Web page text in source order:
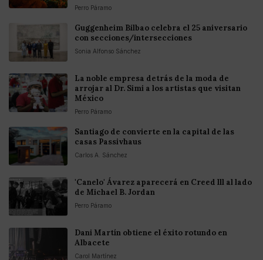
Perro Páramo
Guggenheim Bilbao celebra el 25 aniversario
con secciones/intersecciones
Sonia Alfonso Sánchez
La noble empresa detrás de la moda de
arrojar al Dr. Simi a los artistas que visitan
México
Perro Páramo
Santiago de convierte en la capital de las
casas Passivhaus
Carlos A. Sánchez
'Canelo' Ávarez aparecerá en Creed lll al lado
de Michael B. Jordan
Perro Páramo
Dani Martín obtiene el éxito rotundo en
Albacete
Carol Martínez